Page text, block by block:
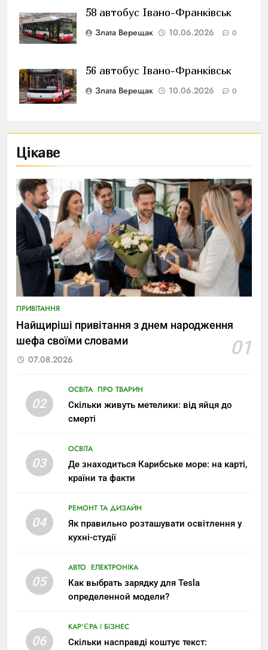
58 автобус Івано-Франківськ
Злата Верещак 10.06.2026 0
56 автобус Івано-Франківськ
Злата Верещак 10.06.2026 0
Цікаве
ПРИВІТАННЯ
Найщиріші привітання з днем народження
шефа своїми словами
01
07.08.2026
02
ОСВІТА ПРО ТВАРИН
Скільки живуть метелики: від яйця до
смерті
03
ОСВІТА
Де знаходиться Карибське море: на карті,
країни та факти
04
РЕМОНТ ТА ДИЗАЙН
Як правильно розташувати освітлення у
кухні-студії
05
АВТО ЕЛЕКТРОНІКА
Как выбрать зарядку для Tesla
определенной модели?
06
КАР'ЄРА І БІЗНЕС
Скільки насправді коштує текст: